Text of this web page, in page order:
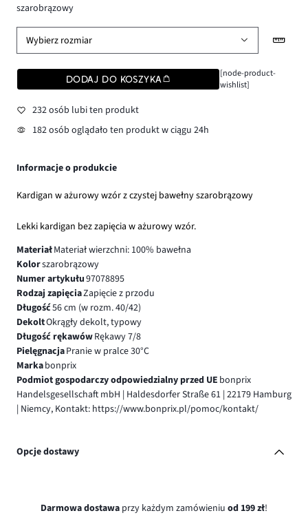
szarobrązowy
Wybierz rozmiar
DODAJ DO KOSZYKA
[node-product-
wishlist]
232 osób lubi ten produkt
182 osób oglądało ten produkt w ciągu 24h
Informacje o produkcie
Kardigan w ażurowy wzór z czystej bawełny szarobrązowy
Lekki kardigan bez zapięcia w ażurowy wzór.
MateriałMateriał wierzchni: 100% bawełna
Kolorszarobrązowy
Numer artykułu97078895
Rodzaj zapięciaZapięcie z przodu
Długość56 cm (w rozm. 40/42)
DekoltOkrągły dekolt, typowy
Długość rękawówRękawy 7/8
PielęgnacjaPranie w pralce 30°C
Markabonprix
Podmiot gospodarczy odpowiedzialny przed UE bonprix
Handelsgesellschaft mbH | Haldesdorfer Straße 61 | 22179 Hamburg
| Niemcy, Kontakt: https://www.bonprix.pl/pomoc/kontakt/
Opcje dostawy
Darmowa dostawa przy każdym zamówieniu od 199 zł!